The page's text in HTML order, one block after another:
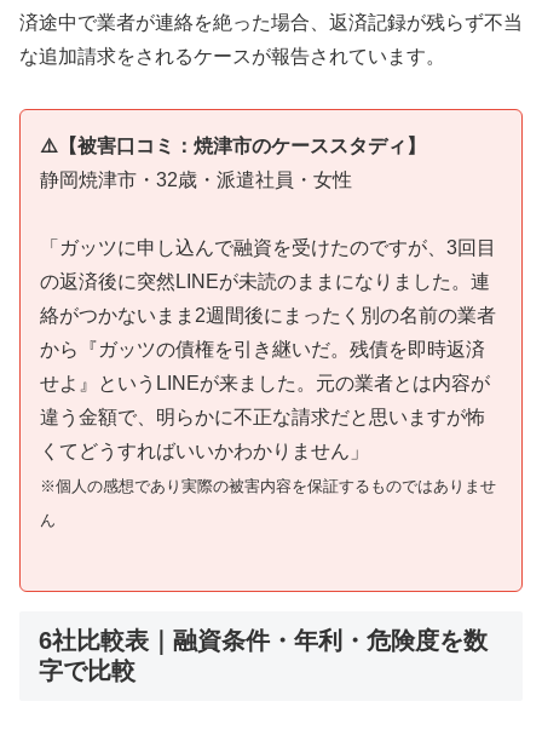
済途中で業者が連絡を絶った場合、返済記録が残らず不当
な追加請求をされるケースが報告されています。
⚠️【被害口コミ：焼津市のケーススタディ】
静岡焼津市・32歳・派遣社員・女性
「ガッツに申し込んで融資を受けたのですが、3回目
の返済後に突然LINEが未読のままになりました。連
絡がつかないまま2週間後にまったく別の名前の業者
から『ガッツの債権を引き継いだ。残債を即時返済
せよ』というLINEが来ました。元の業者とは内容が
違う金額で、明らかに不正な請求だと思いますが怖
くてどうすればいいかわかりません」
※個人の感想であり実際の被害内容を保証するものではありませ
ん
6社比較表｜融資条件・年利・危険度を数
字で比較